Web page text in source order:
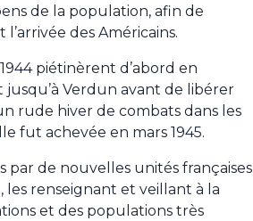
de la population, afin de
des Américains.
piétinèrent d’abord en
Verdun avant de libérer
rude hiver de combats dans les
fut achevée en mars 1945.
par de nouvelles unités françaises
les renseignant et veillant à la
et des populations très